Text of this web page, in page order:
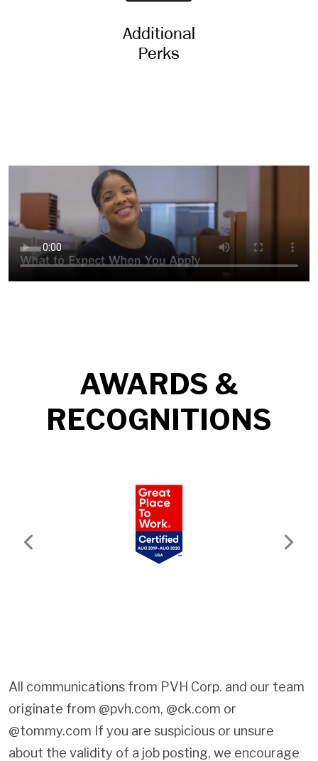
AWARDS &
RECOGNITIONS
Previous Next
All communications from PVH Corp. and our team
originate from @pvh.com, @ck.com or
@tommy.com If you are suspicious or unsure
about the validity of a job posting, we encourage